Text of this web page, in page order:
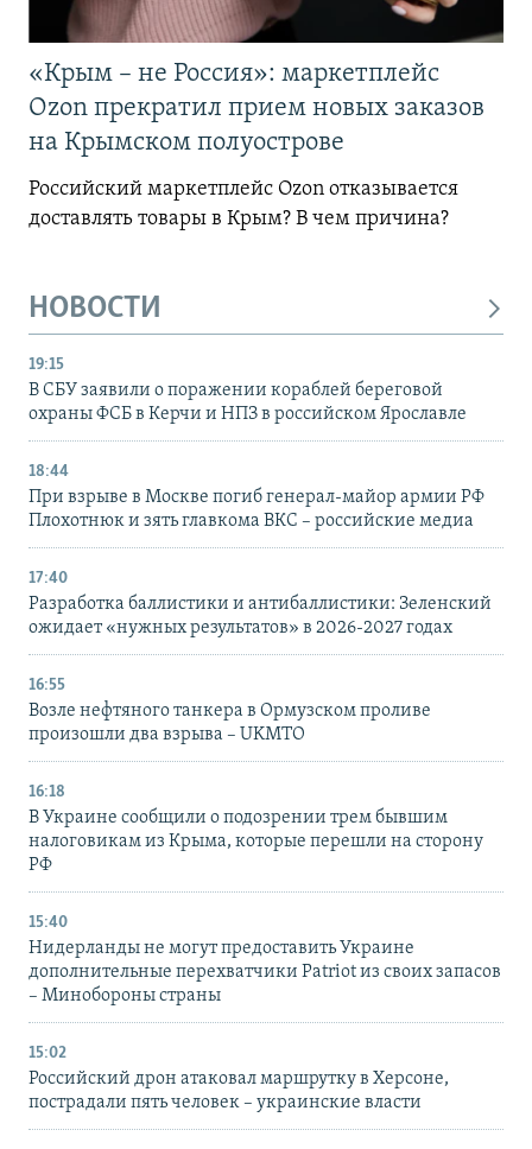
«Крым – не Россия»: маркетплейс
Ozon прекратил прием новых заказов
на Крымском полуострове
Российский маркетплейс Ozon отказывается
доставлять товары в Крым? В чем причина?
НОВОСТИ
19:15
В СБУ заявили о поражении кораблей береговой
охраны ФСБ в Керчи и НПЗ в российском Ярославле
18:44
При взрыве в Москве погиб генерал-майор армии РФ
Плохотнюк и зять главкома ВКС – российские медиа
17:40
Разработка баллистики и антибаллистики: Зеленский
ожидает «нужных результатов» в 2026-2027 годах
16:55
Возле нефтяного танкера в Ормузском проливе
произошли два взрыва – UKMTO
16:18
В Украине сообщили о подозрении трем бывшим
налоговикам из Крыма, которые перешли на сторону
РФ
15:40
Нидерланды не могут предоставить Украине
дополнительные перехватчики Patriot из своих запасов
– Минобороны страны
15:02
Российский дрон атаковал маршрутку в Херсоне,
пострадали пять человек – украинские власти